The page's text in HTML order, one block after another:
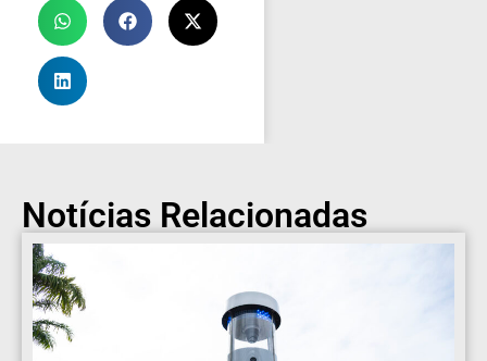
Notícias Relacionadas